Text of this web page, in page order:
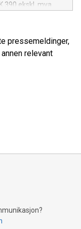
390 ekskl. mva.
pressemeldinger,
relevant